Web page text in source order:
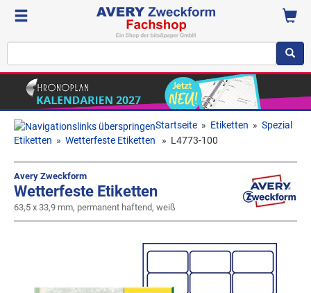
Startseite » Etiketten » Spezial
Etiketten » Wetterfeste Etiketten » L4773-100
Avery Zweckform
Wetterfeste Etiketten
63,5 x 33,9 mm, permanent haftend, weiß